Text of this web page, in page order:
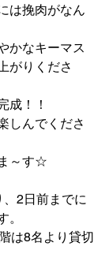
は挽肉がなん
かなキーマス
がりくださ
成！！
しんでくださ
～す☆
2日前までに
。
は8名より貸切